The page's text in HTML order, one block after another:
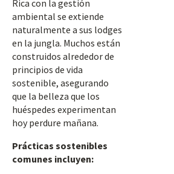
Rica con la gestión
ambiental se extiende
naturalmente a sus lodges
en la jungla. Muchos están
construidos alrededor de
principios de vida
sostenible, asegurando
que la belleza que los
huéspedes experimentan
hoy perdure mañana.
Prácticas sostenibles
comunes incluyen: